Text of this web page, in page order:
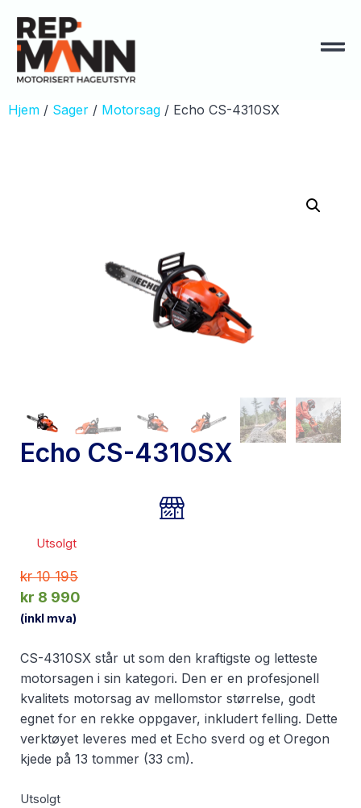
Hjem / Sager / Motorsag / Echo CS-4310SX
Echo CS-4310SX
Utsolgt
kr10 195
kr 8 990
(inkl mva)
CS-4310SX står ut som den kraftigste og letteste
motorsagen i sin kategori. Den er en profesjonell
kvalitets motorsag av mellomstor størrelse, godt
egnet for en rekke oppgaver, inkludert felling. Dette
verktøyet leveres med et Echo sverd og et Oregon
kjede på 13 tommer (33 cm).
Utsolgt